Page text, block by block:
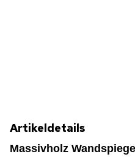
Artikeldetails
Massivholz